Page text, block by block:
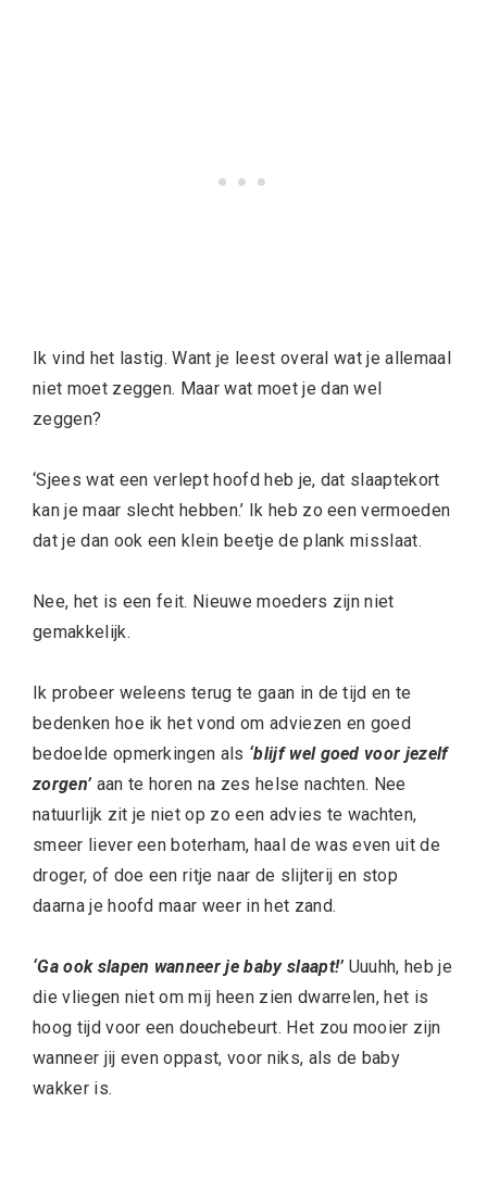
Ik vind het lastig. Want je leest overal wat je allemaal
niet moet zeggen. Maar wat moet je dan wel
zeggen?
‘Sjees wat een verlept hoofd heb je, dat slaaptekort
kan je maar slecht hebben.’ Ik heb zo een vermoeden
dat je dan ook een klein beetje de plank misslaat.
Nee, het is een feit. Nieuwe moeders zijn niet
gemakkelijk.
Ik probeer weleens terug te gaan in de tijd en te
bedenken hoe ik het vond om adviezen en goed
bedoelde opmerkingen als ‘blijf wel goed voor jezelf
zorgen’ aan te horen na zes helse nachten. Nee
natuurlijk zit je niet op zo een advies te wachten,
smeer liever een boterham, haal de was even uit de
droger, of doe een ritje naar de slijterij en stop
daarna je hoofd maar weer in het zand.
‘Ga ook slapen wanneer je baby slaapt!’ Uuuhh, heb je
die vliegen niet om mij heen zien dwarrelen, het is
hoog tijd voor een douchebeurt. Het zou mooier zijn
wanneer jij even oppast, voor niks, als de baby
wakker is.